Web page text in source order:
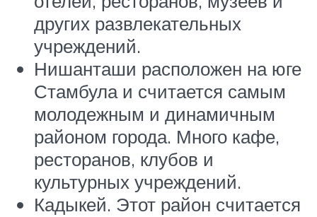
других развлекательных
учреждений.
Нишанташи расположен на юге
Стамбула и считается самым
молодежным и динамичным
районом города. Много кафе,
ресторанов, клубов и
культурных учреждений.
Кадыкей. Этот район считается